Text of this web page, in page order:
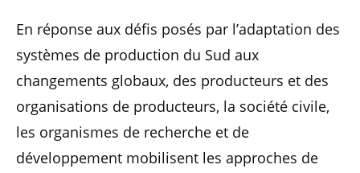
En réponse aux défis posés par l’adaptation des
systèmes de production du Sud aux
changements globaux, des producteurs et des
organisations de producteurs, la société civile,
les organismes de recherche et de
développement mobilisent les approches de